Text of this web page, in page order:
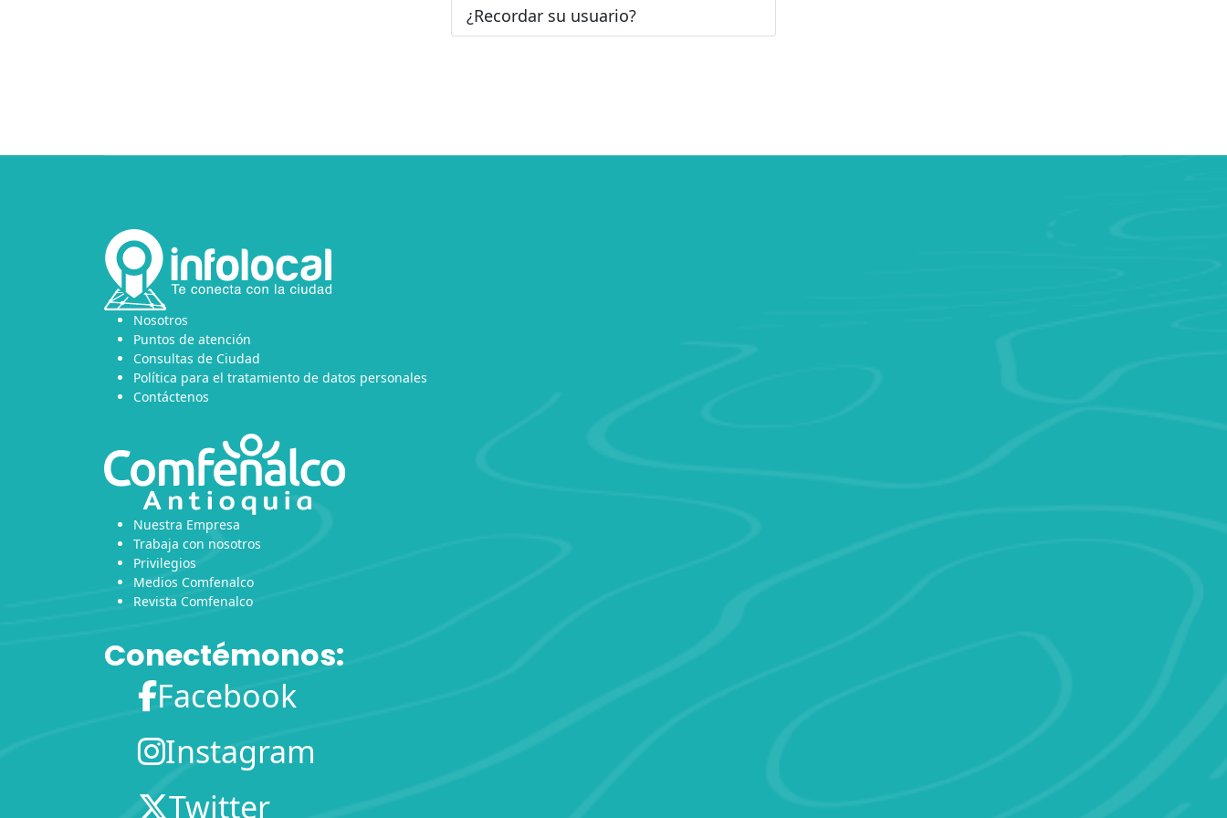
¿Recordar su usuario?
Nosotros
Puntos de atención
Consultas de Ciudad
Política para el tratamiento de datos personales
Contáctenos
Nuestra Empresa
Trabaja con nosotros
Privilegios
Medios Comfenalco
Revista Comfenalco
Conectémonos:
Facebook
Instagram
Twitter